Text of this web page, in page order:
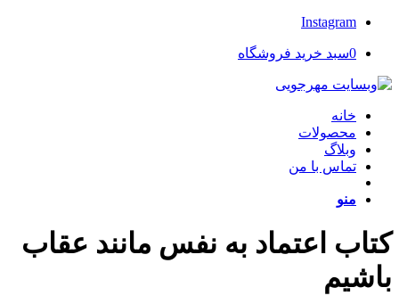
Instagram
0سبد خرید فروشگاه
خانه
محصولات
وبلاگ
تماس با من
منو
کتاب اعتماد به نفس مانند عقاب
باشیم